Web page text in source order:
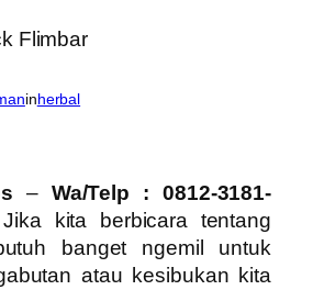
inherbal
– Wa/Telp : 0812-3181-
kita berbicara tentang
banget ngemil untuk
atau kesibukan kita